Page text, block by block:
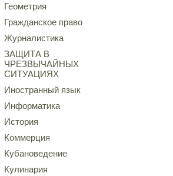
Геометрия
Гражданское право
Журналистика
ЗАЩИТА В
ЧРЕЗВЫЧАЙНЫХ
СИТУАЦИЯХ
Иностранный язык
Информатика
История
Коммерция
Кубановедение
Кулинария